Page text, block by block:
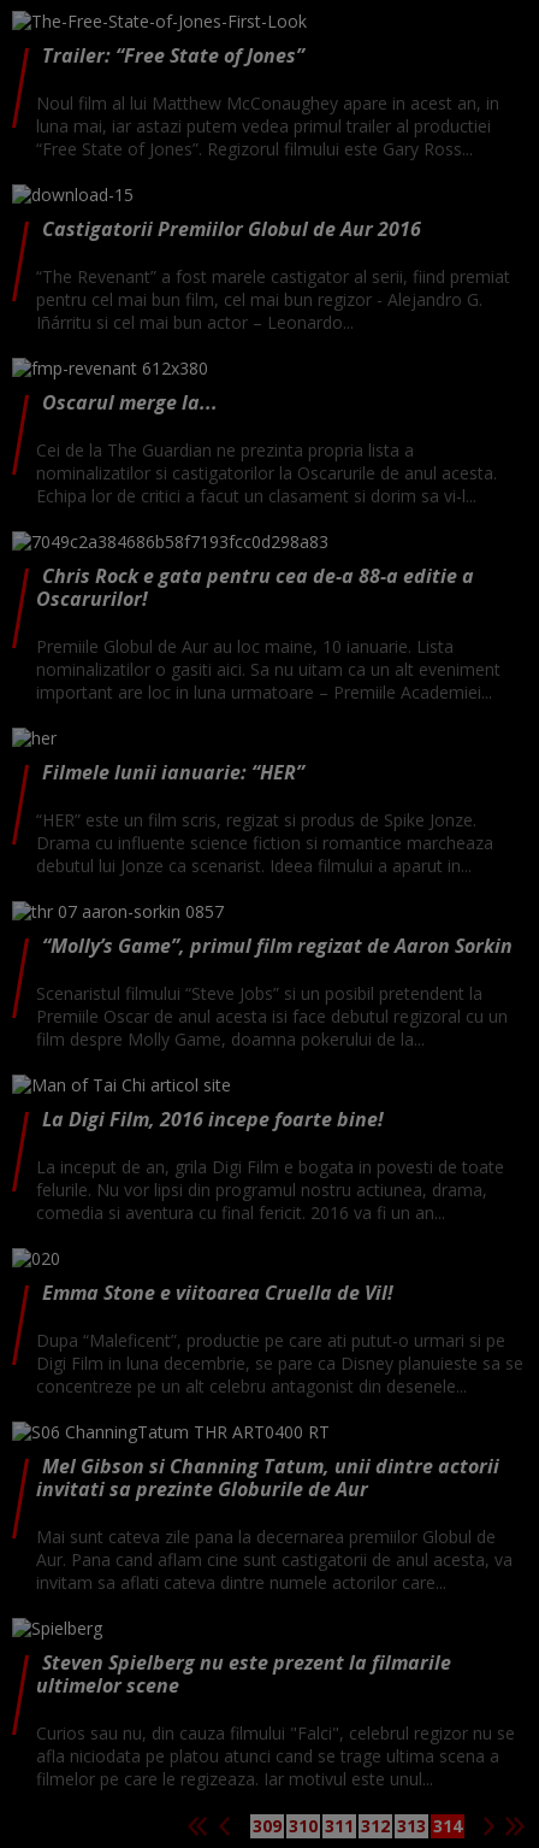
Trailer: “Free State of Jones”
Noul film al lui Matthew McConaughey apare in acest an, in
luna mai, iar astazi putem vedea primul trailer al productiei
“Free State of Jones”. Regizorul filmului este Gary Ross...
Castigatorii Premiilor Globul de Aur 2016
“The Revenant” a fost marele castigator al serii, fiind premiat
pentru cel mai bun film, cel mai bun regizor - Alejandro G.
Iñárritu si cel mai bun actor – Leonardo...
Oscarul merge la...
Cei de la The Guardian ne prezinta propria lista a
nominalizatilor si castigatorilor la Oscarurile de anul acesta.
Echipa lor de critici a facut un clasament si dorim sa vi-l...
Chris Rock e gata pentru cea de-a 88-a editie a
Oscarurilor!
Premiile Globul de Aur au loc maine, 10 ianuarie. Lista
nominalizatilor o gasiti aici. Sa nu uitam ca un alt eveniment
important are loc in luna urmatoare – Premiile Academiei...
Filmele lunii ianuarie: “HER”
“HER” este un film scris, regizat si produs de Spike Jonze.
Drama cu influente science fiction si romantice marcheaza
debutul lui Jonze ca scenarist. Ideea filmului a aparut in...
“Molly’s Game”, primul film regizat de Aaron Sorkin
Scenaristul filmului “Steve Jobs” si un posibil pretendent la
Premiile Oscar de anul acesta isi face debutul regizoral cu un
film despre Molly Game, doamna pokerului de la...
La Digi Film, 2016 incepe foarte bine!
La inceput de an, grila Digi Film e bogata in povesti de toate
felurile. Nu vor lipsi din programul nostru actiunea, drama,
comedia si aventura cu final fericit. 2016 va fi un an...
Emma Stone e viitoarea Cruella de Vil!
Dupa “Maleficent”, productie pe care ati putut-o urmari si pe
Digi Film in luna decembrie, se pare ca Disney planuieste sa se
concentreze pe un alt celebru antagonist din desenele...
Mel Gibson si Channing Tatum, unii dintre actorii
invitati sa prezinte Globurile de Aur
Mai sunt cateva zile pana la decernarea premiilor Globul de
Aur. Pana cand aflam cine sunt castigatorii de anul acesta, va
invitam sa aflati cateva dintre numele actorilor care...
Steven Spielberg nu este prezent la filmarile
ultimelor scene
Curios sau nu, din cauza filmului "Falci", celebrul regizor nu se
afla niciodata pe platou atunci cand se trage ultima scena a
filmelor pe care le regizeaza. Iar motivul este unul...
309 310 311 312 313 314